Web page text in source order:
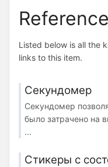
Listed below is all the
links to this item.
Секундомер
Секундомер
было затрачено на
...
Стикеры с